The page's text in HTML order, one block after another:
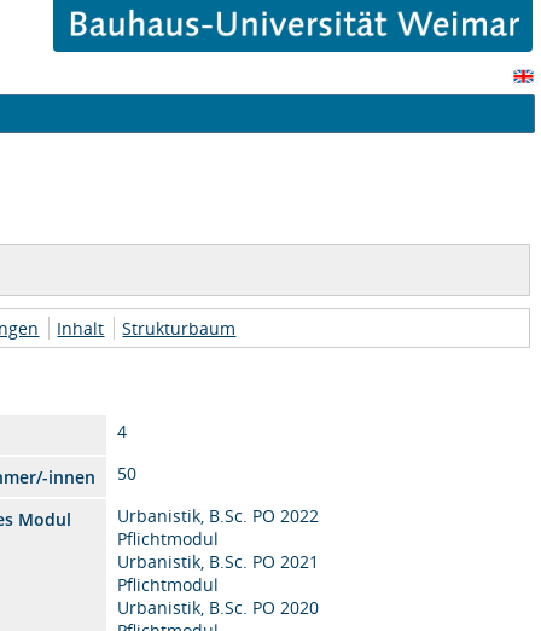
Inhalt Strukturbaum
4
innen
50
Modul
Urbanistik, B.Sc. PO 2022
Pflichtmodul
Urbanistik, B.Sc. PO 2021
Pflichtmodul
Urbanistik, B.Sc. PO 2020